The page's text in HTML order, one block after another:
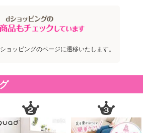
ョッピングのページに遷移いたします。